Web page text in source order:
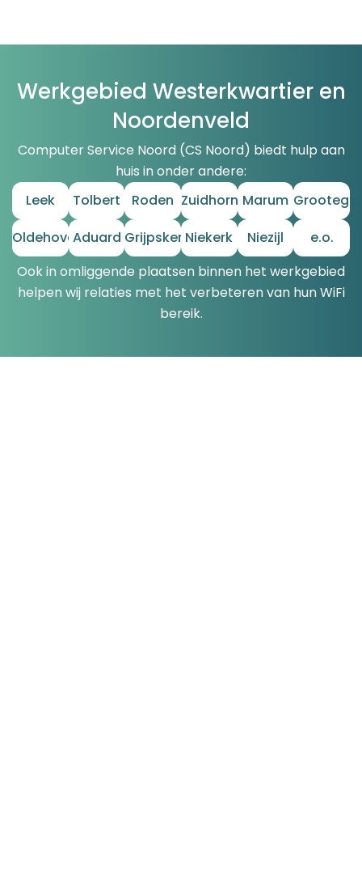
Werkgebied Westerkwartier en
Noordenveld
Computer Service Noord (CS Noord) biedt hulp aan
huis in onder andere:
Leek
Tolbert Roden Zuidhorn Marum
OldehoveAduard GrijpskerkNiekerk Niezijl
e.o.
Ook in omliggende plaatsen binnen het werkgebied
helpen wij relaties met het verbeteren van hun WiFi
bereik.